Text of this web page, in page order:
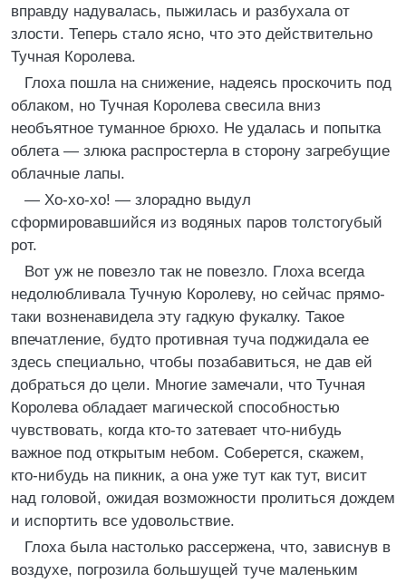
вправду надувалась, пыжилась и разбухала от
злости. Теперь стало ясно, что это действительно
Тучная Королева.
Глоха пошла на снижение, надеясь проскочить под
облаком, но Тучная Королева свесила вниз
необъятное туманное брюхо. Не удалась и попытка
облета — злюка распростерла в сторону загребущие
облачные лапы.
— Хо-хо-хо! — злорадно выдул
сформировавшийся из водяных паров толстогубый
рот.
Вот уж не повезло так не повезло. Глоха всегда
недолюбливала Тучную Королеву, но сейчас прямо-
таки возненавидела эту гадкую фукалку. Такое
впечатление, будто противная туча поджидала ее
здесь специально, чтобы позабавиться, не дав ей
добраться до цели. Многие замечали, что Тучная
Королева обладает магической способностью
чувствовать, когда кто-то затевает что-нибудь
важное под открытым небом. Соберется, скажем,
кто-нибудь на пикник, а она уже тут как тут, висит
над головой, ожидая возможности пролиться дождем
и испортить все удовольствие.
Глоха была настолько рассержена, что, зависнув в
воздухе, погрозила большущей туче маленьким